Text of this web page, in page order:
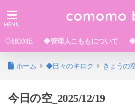
comomo
◇HOME ◆管理人こももについて ◆
ホーム ◆日々のキロク きょうの
今日の空_2025/12/19